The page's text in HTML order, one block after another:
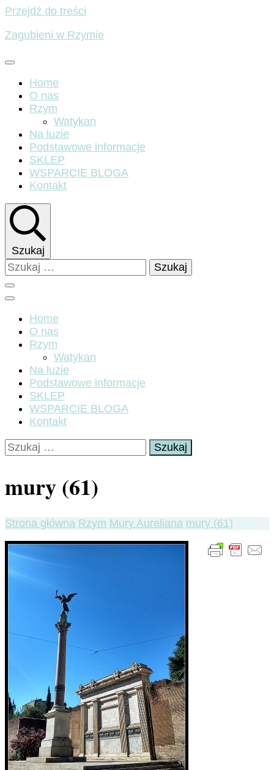
Przejdź do treści
Zagubieni w Rzymie
Home
O nas
Rzym
Watykan
Na luzie
Podstawowe informacje
SKLEP
WSPARCIE BLOGA
Kontakt
Szukaj
Szukaj:
Home
O nas
Rzym
Watykan
Na luzie
Podstawowe informacje
SKLEP
WSPARCIE BLOGA
Kontakt
Szukaj:
mury (61)
Strona główna Rzym Mury Aureliana mury (61)